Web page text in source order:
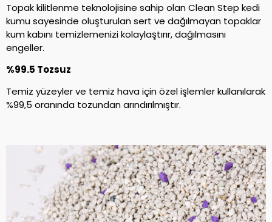
Topak kilitlenme teknolojisine sahip olan Clean Step kedi
kumu sayesinde oluşturulan sert ve dağılmayan topaklar
kum kabını temizlemenizi kolaylaştırır, dağılmasını
engeller.
%99.5 Tozsuz
Temiz yüzeyler ve temiz hava için özel işlemler kullanılarak
%99,5 oranında tozundan arındırılmıştır.